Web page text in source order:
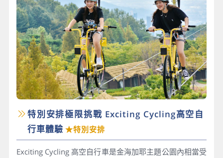
特別安排極限挑戰 Exciting Cycling高空自
行車體驗 ★特別安排
Exciting Cycling 高空自行車是金海加耶主題公園內相當受